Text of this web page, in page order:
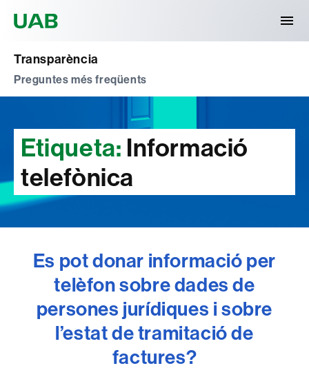
Transparència
Preguntes més freqüents
Etiqueta: Informació
telefònica
Es pot donar informació per
telèfon sobre dades de
persones jurídiques i sobre
l’estat de tramitació de
factures?